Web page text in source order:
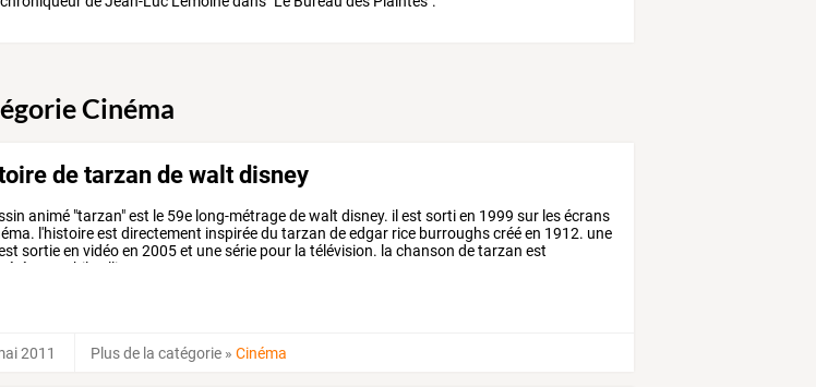
Cinéma
de tarzan de walt disney
animé "tarzan" est le 59e long-métrage de walt disney. il est sorti en 1999 sur les écrans
l'histoire est directement inspirée du tarzan de edgar rice burroughs créé en 1912. une
sortie en vidéo en 2005 et une série pour la télévision. la chanson de tarzan est
par phil collins.
2011 Plus de la catégorie »Cinéma